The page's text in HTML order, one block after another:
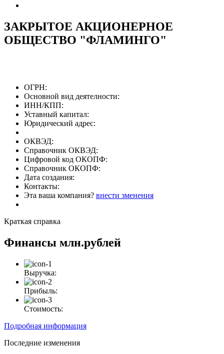
ЗАКРЫТОЕ АКЦИОНЕРНОЕ
ОБЩЕСТВО "ФЛАМИНГО"
ОГРН:
Основной вид деятелности:
ИНН/КПП:
Уставный капитал:
Юридический адрес:
ОКВЭД:
Справочник ОКВЭД:
Цифровой код ОКОПФ:
Справочник ОКОПФ:
Дата создания:
Контакты:
Эта ваша компания? внести зменения
Краткая справка
Финансы млн.рублей
Выручка:
Прибыль:
Стоимость:
Подробная информация
Последние изменения